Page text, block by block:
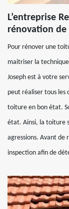
L’entreprise
rénovation de
Pour rénover une
maitriser la
Joseph est à votre
peut réaliser tous les
toiture en bon état.
état. Ainsi, la toiture
agressions. Avant de
inspection afin de